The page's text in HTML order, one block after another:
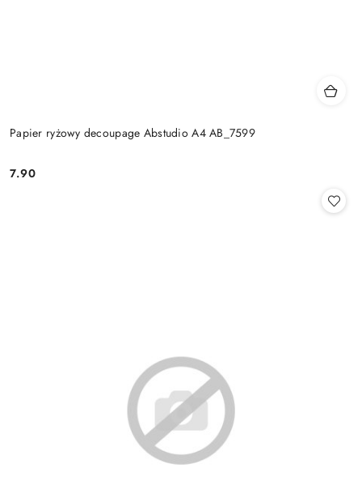
Papier ryżowy decoupage Abstudio A4 AB_7599
Cena:
7.90